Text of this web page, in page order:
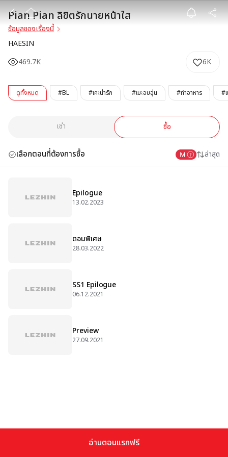
Pian Pian ลิขิต
Pian Pian ลิขิตรักนายหน้าใส
ข้อมูลของเรื่องนี้
HAESIN
469.7K
6K
ดูทั้งหมด #BL #เคะน่ารัก #เมะอบอุ่น #ทำอาหาร #
เช่า ซื้อ
เลือกตอนที่ต้องการซื้อ ล่าสุด
Epilogue
13.02.2023
ตอนพิเศษ
28.03.2022
SS1 Epilogue
06.12.2021
Preview
27.09.2021
อ่านตอนแรกฟรี